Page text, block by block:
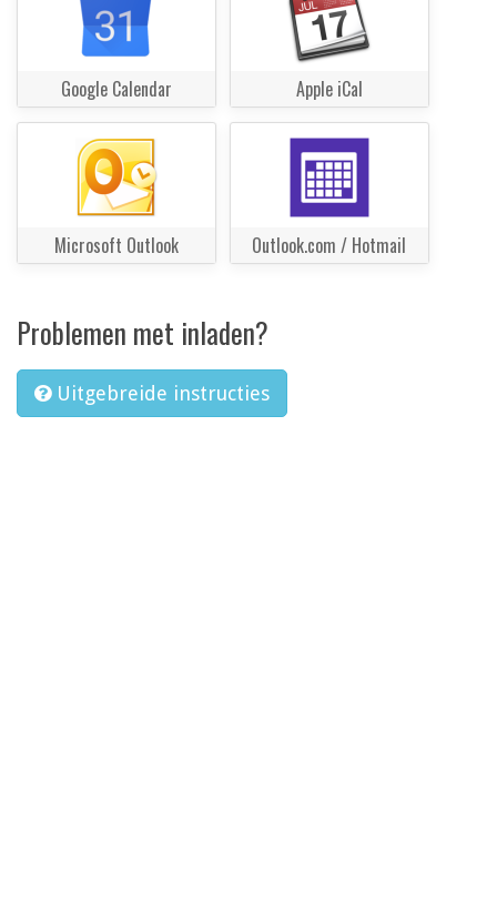
Google Calendar Apple iCal
Microsoft Outlook Outlook.com / Hotmail
Problemen met inladen?
Uitgebreide instructies